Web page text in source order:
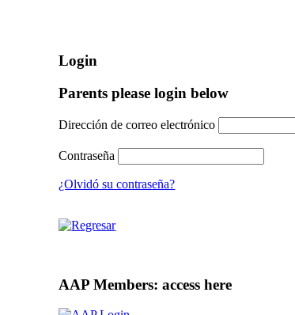
Login
Parents please login below
Dirección de correo electrónico
Contraseña
¿Olvidó su contraseña?
AAP Members: access here